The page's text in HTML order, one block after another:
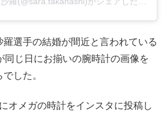
選手の結婚が間近と言われている
同じ日にお揃いの腕時計の画像を
した。
オメガの時計をインスタに投稿し